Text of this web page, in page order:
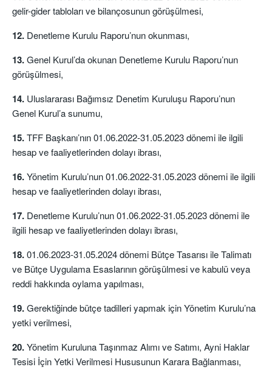
gelir-gider tabloları ve bilançosunun görüşülmesi,
12. Denetleme Kurulu Raporu’nun okunması,
13.Genel Kurul’da okunan Denetleme Kurulu Raporu’nun
görüşülmesi,
14. Uluslararası Bağımsız Denetim Kuruluşu Raporu’nun
Genel Kurul’a sunumu,
15.TFF Başkanı’nın 01.06.2022-31.05.2023 dönemi ile ilgili
hesap ve faaliyetlerinden dolayı ibrası,
16.Yönetim Kurulu’nun 01.06.2022-31.05.2023 dönemi ile ilgili
hesap ve faaliyetlerinden dolayı ibrası,
17. Denetleme Kurulu’nun 01.06.2022-31.05.2023 dönemi ile
ilgili hesap ve faaliyetlerinden dolayı ibrası,
18.01.06.2023-31.05.2024 dönemi Bütçe Tasarısı ile Talimatı
ve Bütçe Uygulama Esaslarının görüşülmesi ve kabulü veya
reddi hakkında oylama yapılması,
19.Gerektiğinde bütçe tadilleri yapmak için Yönetim Kurulu’na
yetki verilmesi,
20.Yönetim Kuruluna Taşınmaz Alımı ve Satımı, Ayni Haklar
Tesisi İçin Yetki Verilmesi Hususunun Karara Bağlanması,